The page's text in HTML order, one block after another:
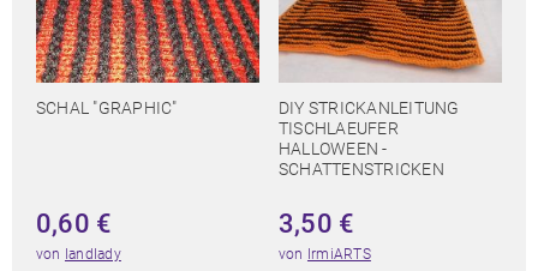
SCHAL "GRAPHIC"
0,60 €
von landlady
DIY STRICKANLEITUNG
TISCHLAEUFER
HALLOWEEN -
SCHATTENSTRICKEN
3,50 €
von IrmiARTS